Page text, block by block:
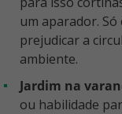
um aparador.
prejudicar a
ambiente.
Jardim na
ou habilidade